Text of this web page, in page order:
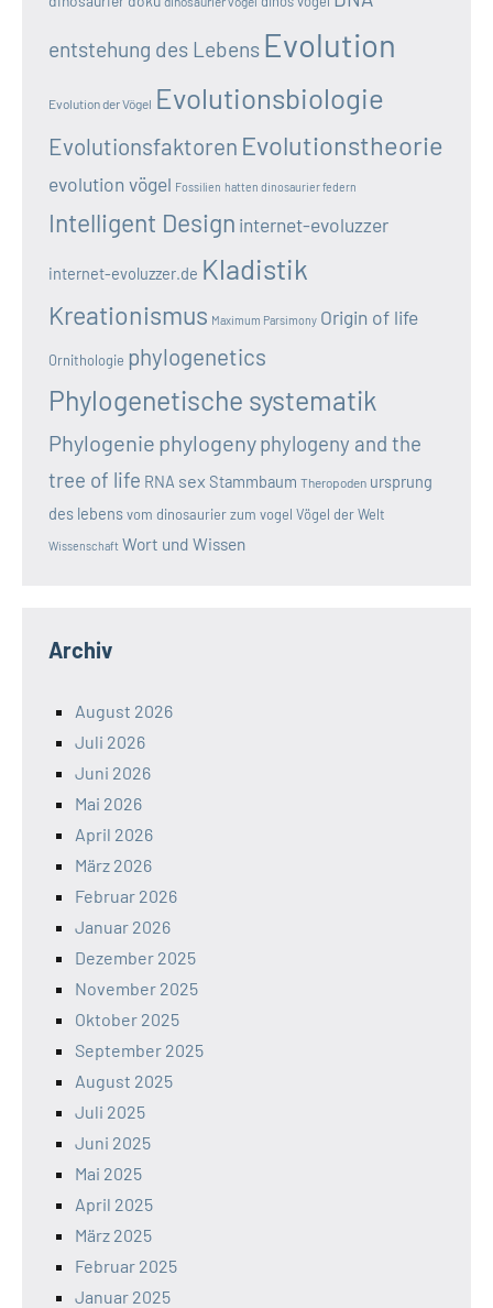
entstehung des Lebens Evolution
Evolution der Vögel Evolutionsbiologie
Evolutionsfaktoren Evolutionstheorie
evolution vögel Fossilien hatten dinosaurier federn
Intelligent Design internet-evoluzzer
internet-evoluzzer.de Kladistik
Kreationismus Maximum Parsimony Origin of life
Ornithologie phylogenetics
Phylogenetische systematik
Phylogenie phylogenyphylogeny and the
tree of life RNA sex Stammbaum Theropoden ursprung
des lebensvom dinosaurier zum vogel Vögel der Welt
Wissenschaft Wort und Wissen
Archiv
August 2026
Juli 2026
Juni 2026
Mai 2026
April 2026
März 2026
Februar 2026
Januar 2026
Dezember 2025
November 2025
Oktober 2025
September 2025
August 2025
Juli 2025
Juni 2025
Mai 2025
April 2025
März 2025
Februar 2025
Januar 2025